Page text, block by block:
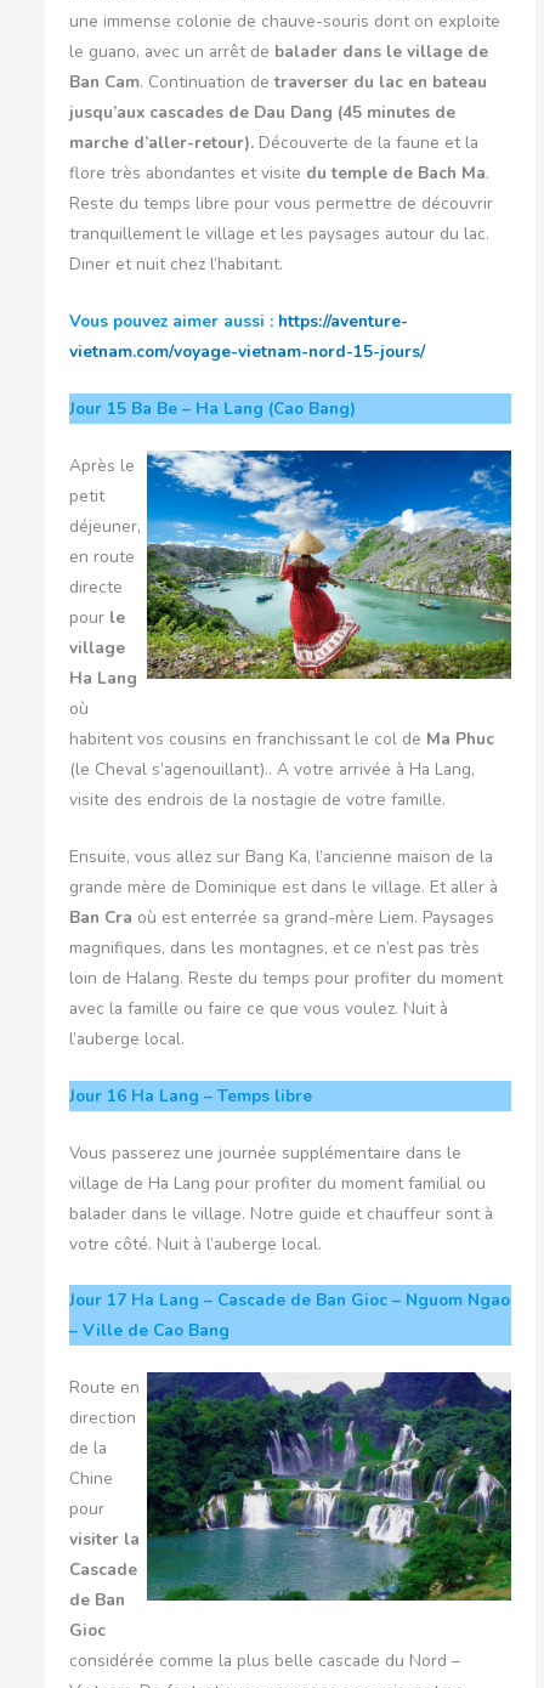
une immense colonie de chauve-souris dont on exploite
le guano, avec un arrêt de balader dans le village de
Ban Cam. Continuation detraverser du lac en bateau
jusqu’aux cascades de Dau Dang (45 minutes de
marche d’aller-retour). Découverte de la faune et la
flore très abondantes et visite du temple de Bach Ma.
Reste du temps libre pour vous permettre de découvrir
tranquillement le village et les paysages autour du lac.
Diner et nuit chez l’habitant.
Vous pouvez aimer aussi : https://aventure-
vietnam.com/voyage-vietnam-nord-15-jours/
Jour 15 Ba Be – Ha Lang (Cao Bang)
Après le
petit
déjeuner,
en route
directe
pour le
village
Ha Lang
où
habitent vos cousins en franchissant le col de Ma Phuc
(le Cheval s’agenouillant).. A votre arrivée à Ha Lang,
visite des endrois de la nostagie de votre famille.
Ensuite, vous allez sur Bang Ka, l’ancienne maison de la
grande mère de Dominique est dans le village. Et aller à
Ban Cra où est enterrée sa grand-mère Liem. Paysages
magnifiques, dans les montagnes, et ce n’est pas très
loin de Halang. Reste du temps pour profiter du moment
avec la famille ou faire ce que vous voulez. Nuit à
l’auberge local.
Jour 16 Ha Lang – Temps libre
Vous passerez une journée supplémentaire dans le
village de Ha Lang pour profiter du moment familial ou
balader dans le village. Notre guide et chauffeur sont à
votre côté. Nuit à l’auberge local.
Jour 17 Ha Lang – Cascade de Ban Gioc – Nguom Ngao
– Ville de Cao Bang
Route en
direction
de la
Chine
pour
visiter la
Cascade
de Ban
Gioc
considérée comme la plus belle cascade du Nord –